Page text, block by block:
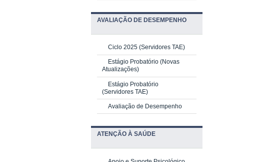
AVALIAÇÃO DE DESEMPENHO
Ciclo 2025 (Servidores TAE)
Estágio Probatório (Novas
Atualizações)
Estágio Probatório
(Servidores TAE)
Avaliação de Desempenho
ATENÇÃO À SAÚDE